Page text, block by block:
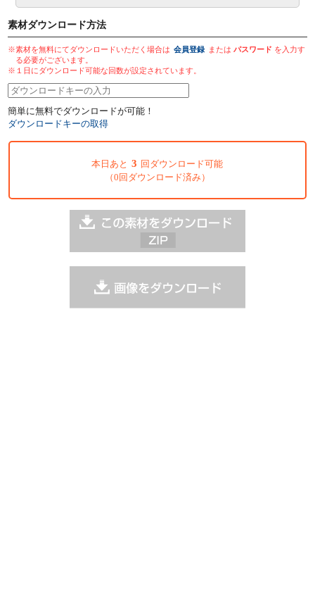
素材ダウンロード方法
※素材を無料にてダウンロードいただく場合は 会員登録 またはパスワード を入力す
る必要がございます。
※１日にダウンロード可能な回数が設定されています。
簡単に無料でダウンロードが可能！
ダウンロードキーの取得
本日あと 3 回ダウンロード可能
（0回ダウンロード済み）